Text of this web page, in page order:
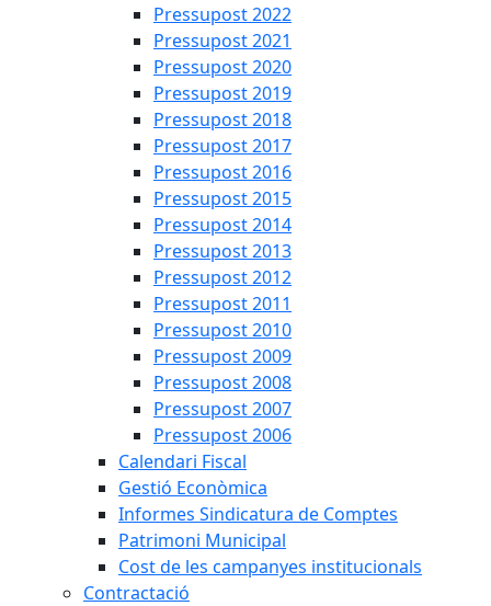
Pressupost 2022
Pressupost 2021
Pressupost 2020
Pressupost 2019
Pressupost 2018
Pressupost 2017
Pressupost 2016
Pressupost 2015
Pressupost 2014
Pressupost 2013
Pressupost 2012
Pressupost 2011
Pressupost 2010
Pressupost 2009
Pressupost 2008
Pressupost 2007
Pressupost 2006
Calendari Fiscal
Gestió Econòmica
Informes Sindicatura de Comptes
Patrimoni Municipal
Cost de les campanyes institucionals
Contractació